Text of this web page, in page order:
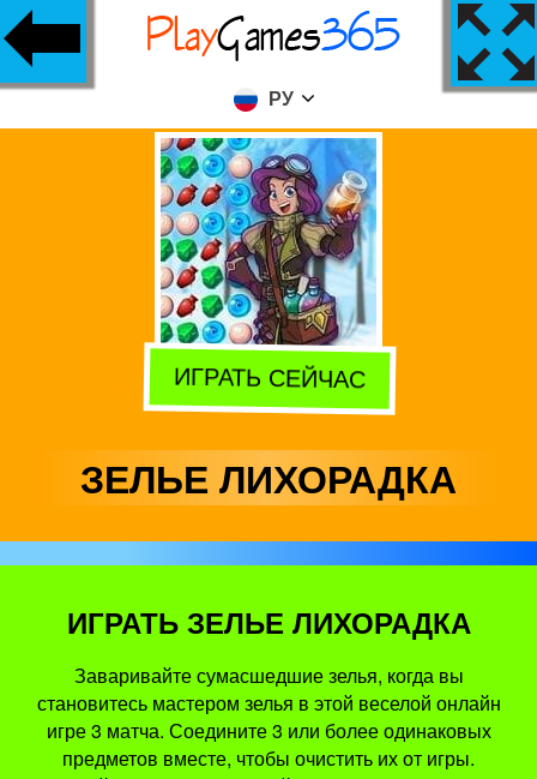
РУ
ИГРАТЬ СЕЙЧАС
ЗЕЛЬЕ ЛИХОРАДКА
ИГРАТЬ ЗЕЛЬЕ ЛИХОРАДКА
Заваривайте сумасшедшие зелья, когда вы
становитесь мастером зелья в этой веселой онлайн
игре 3 матча. Соедините 3 или более одинаковых
предметов вместе, чтобы очистить их от игры.